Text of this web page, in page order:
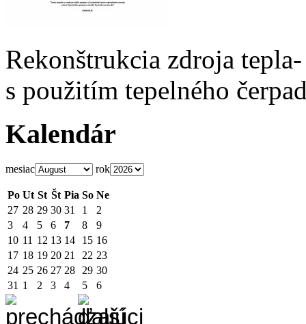
Rekonštrukcia zdroja
s použitím tepelného
Kalendár
mesiac rok
Po Ut St Št Pia So Ne
27 28 29 30 31 1
2
3
4 5 6 7 8
9
10 11 12 13 14 15 16
17 18 19 20 21 22 23
24 25 26 27 28 29 30
31 1 2 3 4 5 6